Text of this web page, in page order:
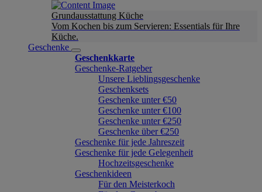
Grundausstattung Küche
Vom Kochen bis zum Servieren: Essentials für Ihre
Küche.
Geschenke
Geschenkkarte
Geschenke-Ratgeber
Unsere Lieblingsgeschenke
Geschenksets
Geschenke unter €50
Geschenke unter €100
Geschenke unter €250
Geschenke über €250
Geschenke für jede Jahreszeit
Geschenke für jede Gelegenheit
Hochzeitsgeschenke
Geschenkideen
Für den Meisterkoch